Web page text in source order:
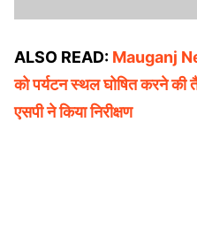
ALSO READ: Mauganj
को पर्यटन स्थल घोषित करने की
एसपी ने किया निरीक्षण